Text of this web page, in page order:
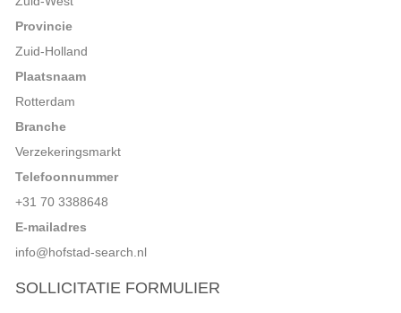
Provincie
Zuid-Holland
Plaatsnaam
Rotterdam
Branche
Verzekeringsmarkt
Telefoonnummer
+31 70 3388648
E-mailadres
info@hofstad-search.nl
SOLLICITATIE FORMULIER